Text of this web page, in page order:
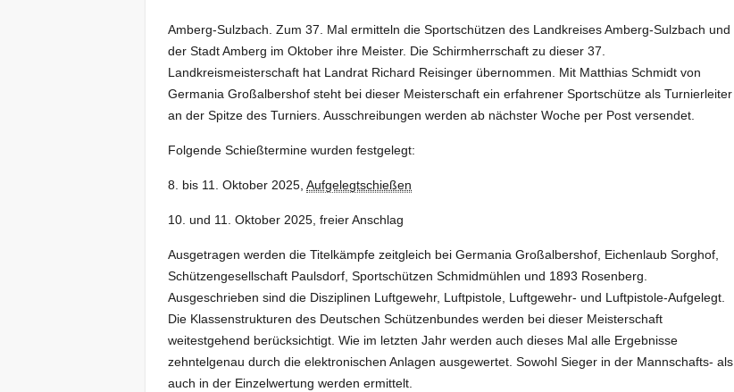
Amberg-Sulzbach. Zum 37. Mal ermitteln die Sportschützen des Landkreises Amberg-Sulzbach und
der Stadt Amberg im Oktober ihre Meister. Die Schirmherrschaft zu dieser 37.
Landkreismeisterschaft hat Landrat Richard Reisinger übernommen. Mit Matthias Schmidt von
Germania Großalbershof steht bei dieser Meisterschaft ein erfahrener Sportschütze als Turnierleiter
an der Spitze des Turniers. Ausschreibungen werden ab nächster Woche per Post versendet.
Folgende Schießtermine wurden festgelegt:
8. bis 11. Oktober 2025,Aufgelegtschießen
10. und 11. Oktober 2025, freier Anschlag
Ausgetragen werden die Titelkämpfe zeitgleich bei Germania Großalbershof, Eichenlaub Sorghof,
Schützengesellschaft Paulsdorf, Sportschützen Schmidmühlen und 1893 Rosenberg.
Ausgeschrieben sind die Disziplinen Luftgewehr, Luftpistole, Luftgewehr- und Luftpistole-Aufgelegt.
Die Klassenstrukturen des Deutschen Schützenbundes werden bei dieser Meisterschaft
weitestgehend berücksichtigt. Wie im letzten Jahr werden auch dieses Mal alle Ergebnisse
zehntelgenau durch die elektronischen Anlagen ausgewertet. Sowohl Sieger in der Mannschafts- als
auch in der Einzelwertung werden ermittelt.